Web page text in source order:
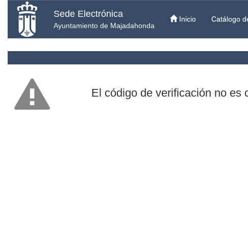
Sede Electrónica
Ayuntamiento de Majadahonda
Inicio Catálogo
El código de verificación no es